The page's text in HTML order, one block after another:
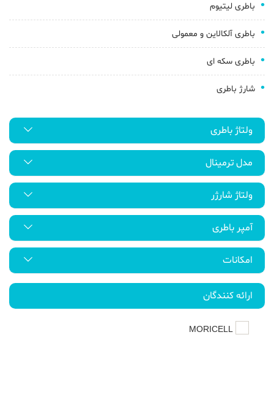
باطری لیتیوم
باطری آلکالاین و معمولی
باطری سکه ای
شارژ باطری
ولتاژ باطری
مدل ترمینال
ولتاژ شارژر
آمپر باطری
امکانات
ارائه کنندگان